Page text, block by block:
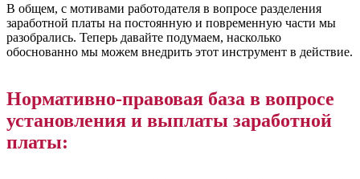
В общем, с мотивами работодателя в вопросе разделения
заработной платы на постоянную и повременную части мы
разобрались. Теперь давайте подумаем, насколько
обоснованно мы можем внедрить этот инструмент в действие.
Нормативно-правовая база в вопросе
установления и выплаты заработной
платы: